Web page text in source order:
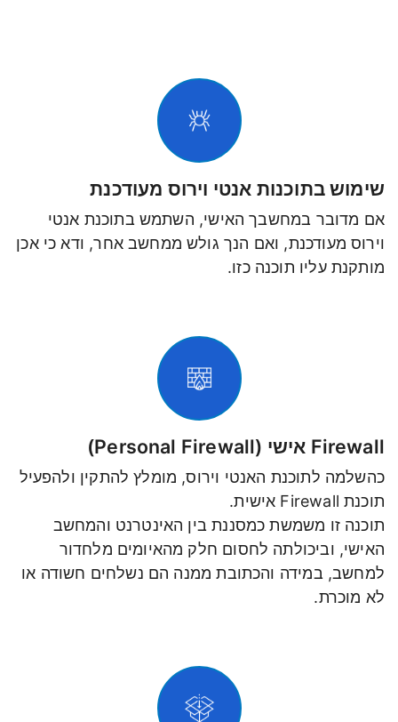
שימוש בתוכנות אנטי וירוס מעודכנת
אם מדובר במחשבך האישי, השתמש בתוכנת אנטי
וירוס מעודכנת, ואם הנך גולש ממחשב אחר, ודא כי אכן
מותקנת עליו תוכנה כזו.
Firewall אישי (Personal Firewall)
כהשלמה לתוכנת האנטי וירוס, מומלץ להתקין ולהפעיל
תוכנת Firewall אישית.
תוכנה זו משמשת כמסננת בין האינטרנט והמחשב
האישי, וביכולתה לחסום חלק מהאיומים מלחדור
למחשב, במידה והכתובת ממנה הם נשלחים חשודה או
לא מוכרת.